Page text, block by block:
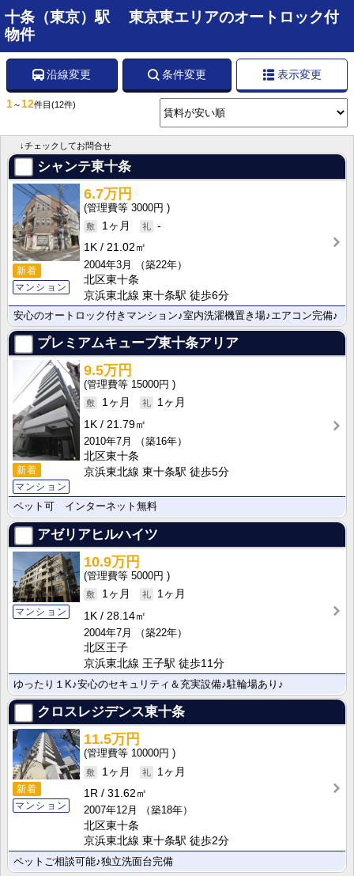
十条（東京）駅 東京東エリアのオートロック付
物件
沿線変更 条件変更 表示変更
1～12件目 (12件)
↓チェックしてお問合せ
シャンテ東十条
新着
マンション
6.7万円
3000円
1ヶ月
-
1K
21.02㎡
2004年3月
（築22年）
北区東十条
京浜東北線 東十条駅 徒歩6分
安心のオートロック付きマンション♪室内洗濯機置き場♪エアコン完備♪
プレミアムキューブ東十条アリア
新着
マンション
9.5万円
15000円
1ヶ月
1ヶ月
1K
21.79㎡
2010年7月
（築16年）
北区東十条
京浜東北線 東十条駅 徒歩5分
ペット可 インターネット無料
アゼリアヒルハイツ
マンション
10.9万円
5000円
1ヶ月
1ヶ月
1K
28.14㎡
2004年7月
（築22年）
北区王子
京浜東北線 王子駅 徒歩11分
ゆったり１K♪安心のセキュリティ＆充実設備♪駐輪場あり♪
クロスレジデンス東十条
新着
マンション
11.5万円
10000円
1ヶ月
1ヶ月
1R
31.62㎡
2007年12月
（築18年）
北区東十条
京浜東北線 東十条駅 徒歩2分
ペットご相談可能♪独立洗面台完備